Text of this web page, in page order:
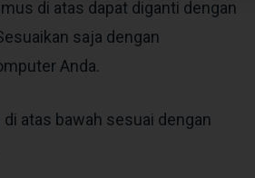
di atas dapat diganti dengan
saja dengan
Anda.
atas bawah sesuai dengan